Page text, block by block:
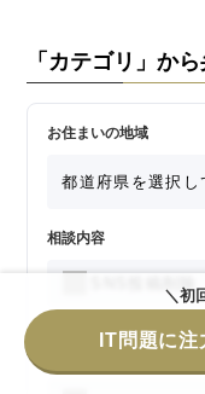
「カテゴリ」か
お住まいの地域
相談内容
SNS投稿削除
口コミ削除
＼初
IT問題に